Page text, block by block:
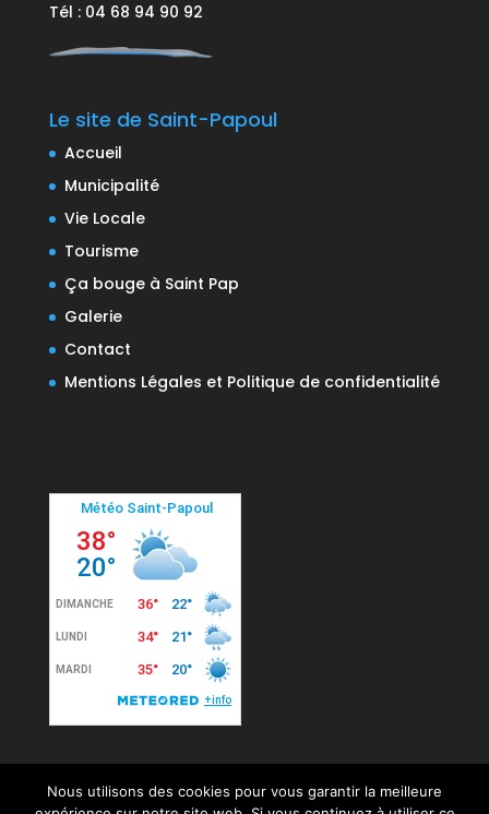
Tél : 04 68 94 90 92
Le site de Saint-Papoul
Accueil
Municipalité
Vie Locale
Tourisme
Ça bouge à Saint Pap
Galerie
Contact
Mentions Légales et Politique de confidentialité
Nous utilisons des cookies pour vous garantir la meilleure